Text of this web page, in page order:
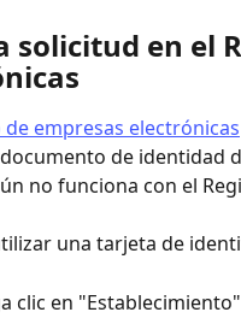
solicitud en el
de empresas electrónicas
de identidad
no funciona con el
una tarjeta de
clic en